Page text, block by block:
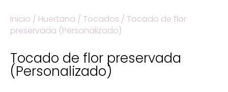
Inicio / Huertana / Tocados / Tocado de flor
preservada (Personalizado)
Tocado de flor preservada
(Personalizado)